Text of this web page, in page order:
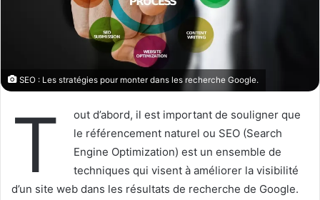
SEO : Les stratégies pour monter dans les recherche Google.
T
out d’abord, il est important de souligner que
le référencement naturel ou SEO (Search
Engine Optimization) est un ensemble de
techniques qui visent à améliorer la visibilité
d’un site web dans les résultats de recherche de Google.